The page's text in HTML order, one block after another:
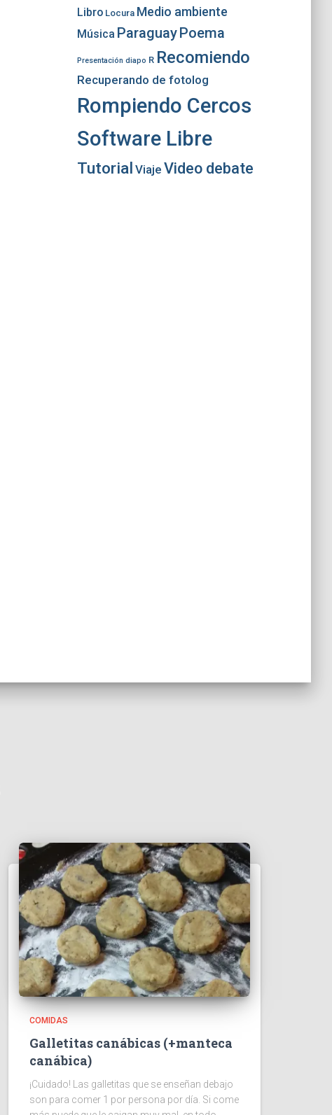
Libro Locura Medio ambiente
Música ParaguayPoema
Presentación diapo R Recomiendo
Recuperando de fotolog
Rompiendo Cercos
Software Libre
Tutorial Viaje Video debate
COMIDAS
Galletitas canábicas (+manteca
canábica)
¡Cuidado! Las galletitas que se enseñan debajo
son para comer 1 por persona por día. Si come